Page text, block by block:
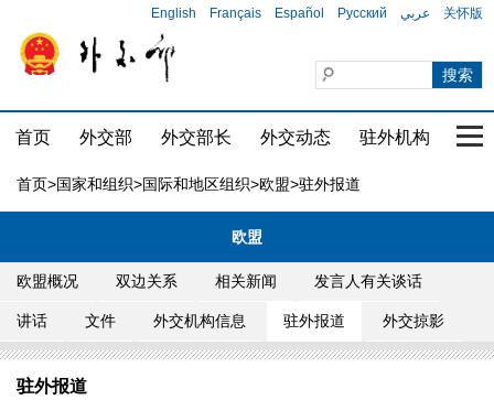
English Français Español Русский عربي 关怀版
首页 外交部 外交部长 外交动态 驻外机构 国
首页>国家和组织>国际和地区组织>欧盟>驻外报道
欧盟
欧盟概况 双边关系 相关新闻 发言人有关谈话
讲话 文件 外交机构信息 驻外报道 外交掠影
驻外报道